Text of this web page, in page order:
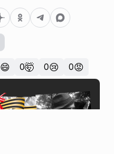
😄 0🤯 0😢 0😡